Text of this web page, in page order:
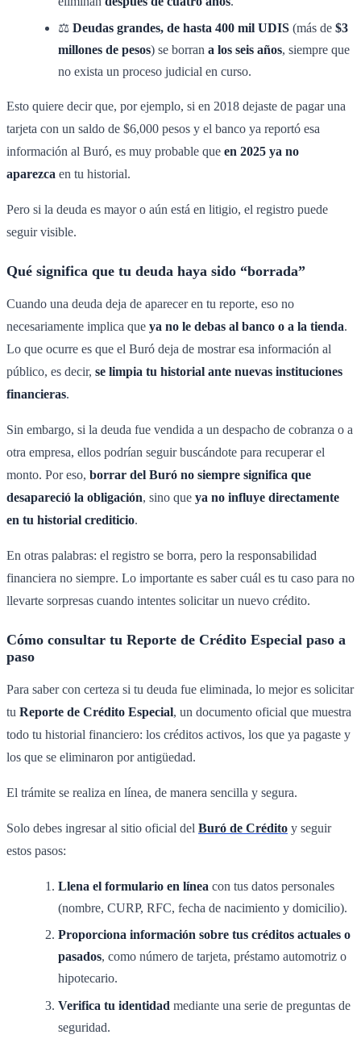
⚖️ Deudas grandes, de hasta 400 mil UDIS (más de $3
millones de pesos) se borran a los seis años, siempre que
no exista un proceso judicial en curso.
Esto quiere decir que, por ejemplo, si en 2018 dejaste de pagar una
tarjeta con un saldo de $6,000 pesos y el banco ya reportó esa
información al Buró, es muy probable que en 2025 ya no
aparezca en tu historial.
Pero si la deuda es mayor o aún está en litigio, el registro puede
seguir visible.
Qué significa que tu deuda haya sido “borrada”
Cuando una deuda deja de aparecer en tu reporte, eso no
necesariamente implica que ya no le debas al banco o a la tienda.
Lo que ocurre es que el Buró deja de mostrar esa información al
público, es decir, se limpia tu historial ante nuevas instituciones
financieras.
Sin embargo, si la deuda fue vendida a un despacho de cobranza o a
otra empresa, ellos podrían seguir buscándote para recuperar el
monto. Por eso, borrar del Buró no siempre significa que
desapareció la obligación, sino que ya no influye directamente
en tu historial crediticio.
En otras palabras: el registro se borra, pero la responsabilidad
financiera no siempre. Lo importante es saber cuál es tu caso para no
llevarte sorpresas cuando intentes solicitar un nuevo crédito.
Cómo consultar tu Reporte de Crédito Especial paso a
paso
Para saber con certeza si tu deuda fue eliminada, lo mejor es solicitar
tu Reporte de Crédito Especial, un documento oficial que muestra
todo tu historial financiero: los créditos activos, los que ya pagaste y
los que se eliminaron por antigüedad.
El trámite se realiza en línea, de manera sencilla y segura.
Solo debes ingresar al sitio oficial del Buró de Crédito y seguir
estos pasos:
Llena el formulario en línea con tus datos personales
(nombre, CURP, RFC, fecha de nacimiento y domicilio).
Proporciona información sobre tus créditos actuales o
pasados, como número de tarjeta, préstamo automotriz o
hipotecario.
Verifica tu identidad mediante una serie de preguntas de
seguridad.